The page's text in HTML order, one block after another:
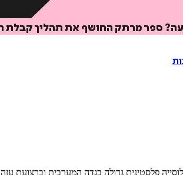
ספר מרתק החושף את תהליך קבלת
שלטון צבאי על אוכלוסייה פלסטינית גדולה בגדה